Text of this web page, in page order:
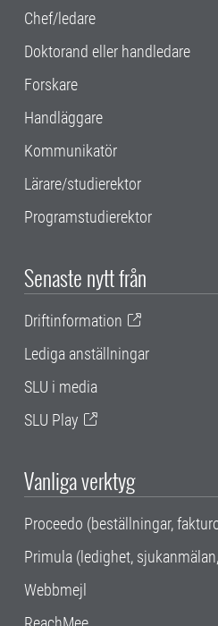
Chef/ledare
Doktorand eller handledare
Forskare
Handläggare
Kommunikatör
Lärare/studierektor
Programstudierektor
Senaste nytt från
Driftinformation
Lediga anställningar
SLU i media
SLU Play
Vanliga verktyg
Proceedo (beställningar,
Primula (ledighet,
Webbmejl